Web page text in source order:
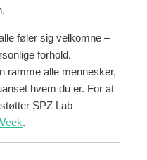
føler sig velkomne –
forhold.
ramme alle mennesker,
hvem du er. For at
SPZ Lab
.